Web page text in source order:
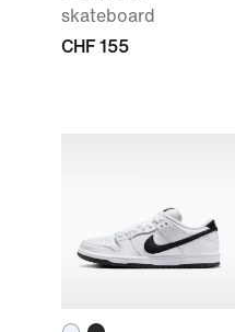
skateboard
CHF 155